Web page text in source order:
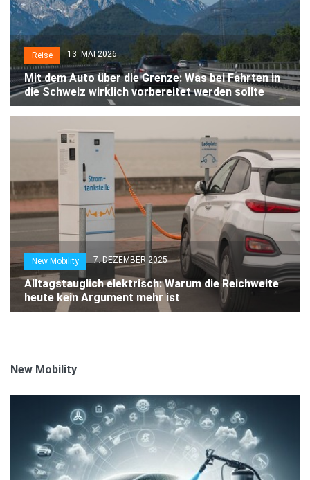
Reise 13. MAI 2026
Mit dem Auto über die Grenze: Was bei Fahrten in
die Schweiz wirklich vorbereitet werden sollte
New Mobility 7. DEZEMBER 2025
Alltagstauglich elektrisch: Warum die Reichweite
heute kein Argument mehr ist
New Mobility